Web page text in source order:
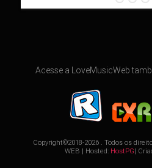
Acesse a LoveMusicWeb
Copyright©2018-2026 . Todos os
WEB | Hosted: HostPG|